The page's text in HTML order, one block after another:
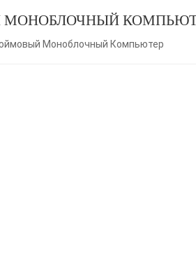
Моноблочный Компьютер